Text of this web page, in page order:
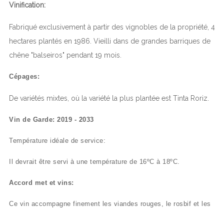
Vinification:
Fabriqué exclusivement à partir des vignobles de la propriété, 4
hectares plantés en 1986. Vieilli dans de grandes barriques de
chêne "balseiros" pendant 19 mois.
Cépages:
De variétés mixtes, où la variété la plus plantée est Tinta Roriz.
Vin de Garde: 2019 - 2033
Température idéale de service:
Il devrait être servi à une température de 16ºC à 18ºC.
Accord met et vins:
Ce vin accompagne finement les viandes rouges, le rosbif et les